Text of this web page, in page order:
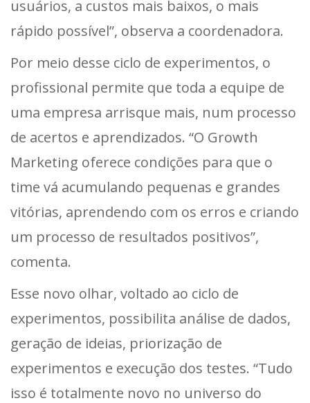
usuários, a custos mais baixos, o mais
rápido possível”, observa a coordenadora.
Por meio desse ciclo de experimentos, o
profissional permite que toda a equipe de
uma empresa arrisque mais, num processo
de acertos e aprendizados. “O Growth
Marketing oferece condições para que o
time vá acumulando pequenas e grandes
vitórias, aprendendo com os erros e criando
um processo de resultados positivos”,
comenta.
Esse novo olhar, voltado ao ciclo de
experimentos, possibilita análise de dados,
geração de ideias, priorização de
experimentos e execução dos testes. “Tudo
isso é totalmente novo no universo do